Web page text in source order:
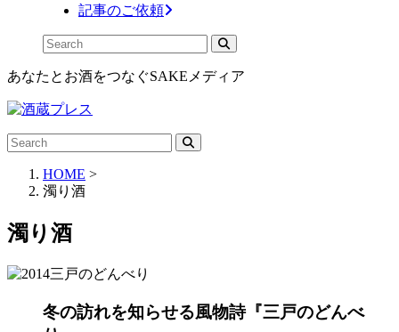
記事のご依頼
あなたとお酒をつなぐSAKEメディア
HOME >
濁り酒
濁り酒
冬の訪れを知らせる風物詩『三戸のどんべ